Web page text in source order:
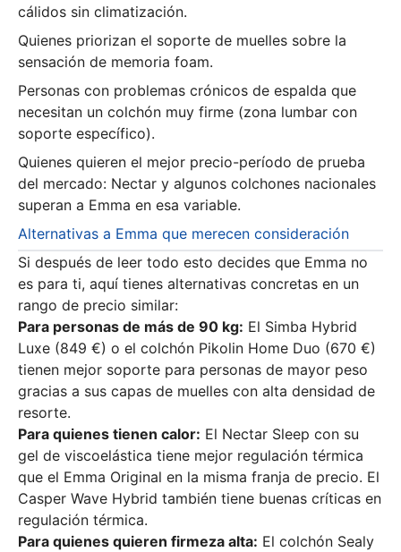
cálidos sin climatización.
Quienes priorizan el soporte de muelles sobre la
sensación de memoria foam.
Personas con problemas crónicos de espalda que
necesitan un colchón muy firme (zona lumbar con
soporte específico).
Quienes quieren el mejor precio-período de prueba
del mercado: Nectar y algunos colchones nacionales
superan a Emma en esa variable.
Alternativas a Emma que merecen consideración
Si después de leer todo esto decides que Emma no
es para ti, aquí tienes alternativas concretas en un
rango de precio similar:
Para personas de más de 90 kg: El Simba Hybrid
Luxe (849 €) o el colchón Pikolin Home Duo (670 €)
tienen mejor soporte para personas de mayor peso
gracias a sus capas de muelles con alta densidad de
resorte.
Para quienes tienen calor: El Nectar Sleep con su
gel de viscoelástica tiene mejor regulación térmica
que el Emma Original en la misma franja de precio. El
Casper Wave Hybrid también tiene buenas críticas en
regulación térmica.
Para quienes quieren firmeza alta: El colchón Sealy